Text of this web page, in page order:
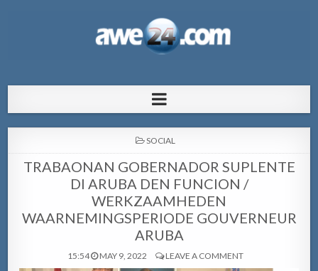
pa Aruba
POSTED
SOCIAL
TRABAONAN GOBERNADOR SUPLENTE
DI ARUBA DEN FUNCION /
WERKZAAMHEDEN
WAARNEMINGSPERIODE GOUVERNEUR
ARUBA
15:54 MAY 9, 2022 LEAVE A COMMENT